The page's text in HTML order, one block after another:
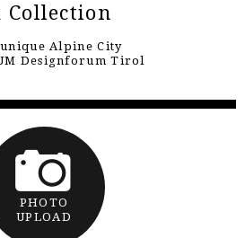
Alpine City
Designforum Tirol
PHOTO
UPLOAD